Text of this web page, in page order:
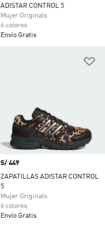
ADISTAR CONTROL 5
Mujer Originals
6 colores
Envío Gratis
Precio
S/ 449
ZAPATILLAS ADISTAR CONTROL
5
Mujer Originals
6 colores
Envío Gratis